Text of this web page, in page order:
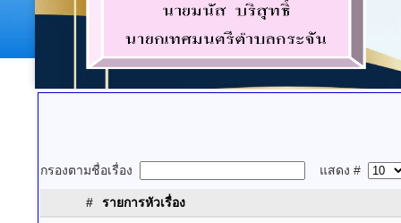
กรองตามชื่อเรื่อง แสดง #
#
รายการหัวเรื่อง